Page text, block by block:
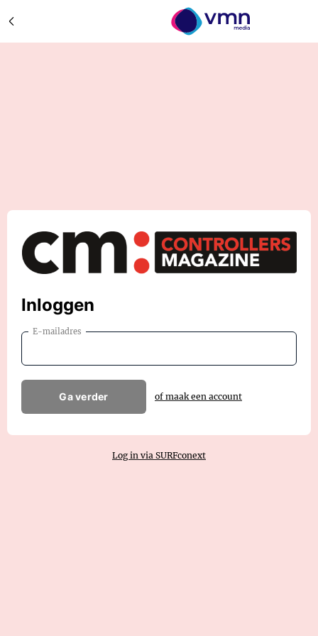
Inloggen
E-mailadres
Ga verder of maak een account
Log in via SURFconext